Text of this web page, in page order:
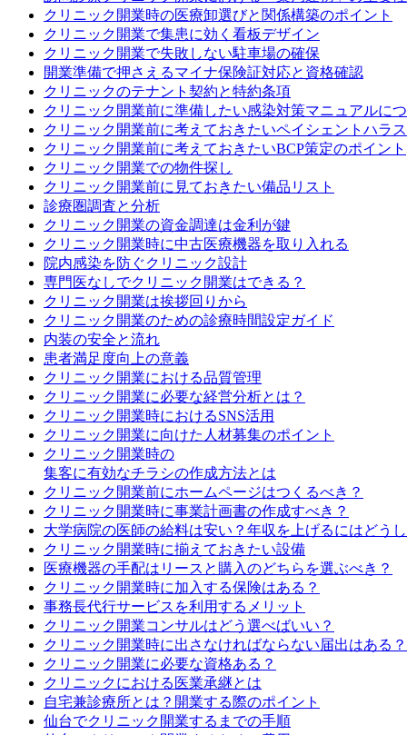
クリニック開業時の医療卸選びと関係構築のポイント
クリニック開業で集患に効く看板デザイン
クリニック開業で失敗しない駐車場の確保
開業準備で押さえるマイナ保険証対応と資格確認
クリニックのテナント契約と特約条項
クリニック開業前に準備したい感染対策マニュアルに
クリニック開業前に考えておきたいペイシェントハラ
クリニック開業前に考えておきたいBCP策定のポイント
クリニック開業での物件探し
クリニック開業前に見ておきたい備品リスト
診療圏調査と分析
クリニック開業の資金調達は金利が鍵
クリニック開業時に中古医療機器を取り入れる
院内感染を防ぐクリニック設計
専門医なしでクリニック開業はできる？
クリニック開業は挨拶回りから
クリニック開業のための診療時間設定ガイド
内装の安全と流れ
患者満足度向上の意義
クリニック開業における品質管理
クリニック開業に必要な経営分析とは？
クリニック開業時におけるSNS活用
クリニック開業に向けた人材募集のポイント
クリニック開業時の
集客に有効なチラシの作成方法とは
クリニック開業前にホームページはつくるべき？
クリニック開業時に事業計画書の作成すべき？
大学病院の医師の給料は安い？年収を上げるにはどう
クリニック開業時に揃えておきたい設備
医療機器の手配はリースと購入のどちらを選ぶべき？
クリニック開業時に加入する保険はある？
事務長代行サービスを利用するメリット
クリニック開業コンサルはどう選べばいい？
クリニック開業時に出さなければならない届出はある？
クリニック開業に必要な資格ある？
クリニックにおける医業承継とは
自宅兼診療所とは？開業する際のポイント
仙台でクリニック開業するまでの手順